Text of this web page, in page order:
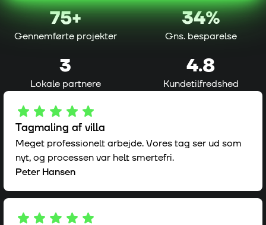
75+
Gennemførte projekter
34%
Gns. besparelse
3
Lokale partnere
4.8
Kundetilfredshed
Tagmaling af villa
Meget professionelt arbejde. Vores tag ser ud som
nyt, og processen var helt smertefri.
Peter Hansen